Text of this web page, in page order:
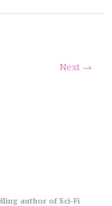
Next →
author of Sci-Fi